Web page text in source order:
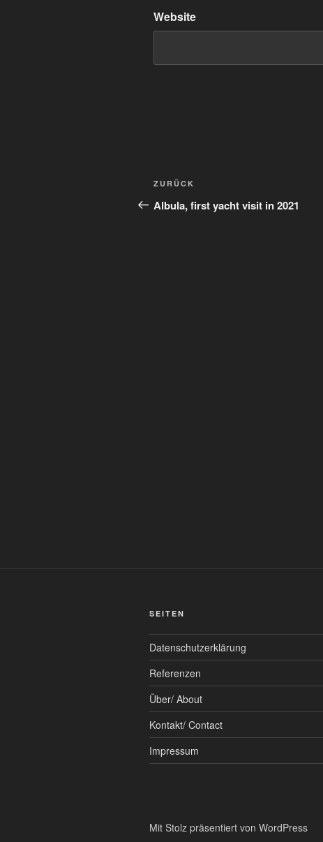
Website
Beitragsnavigation
Vorheriger
Beitrag
ZURÜCK
Albula, first yacht visit in 2021
SEITEN
Datenschutzerklärung
Referenzen
Über/ About
Kontakt/ Contact
Impressum
Mit Stolz präsentiert von WordPress